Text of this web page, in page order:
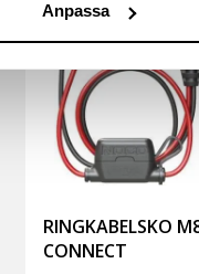
Anpassa
RINGKABELSKO
CONNECT